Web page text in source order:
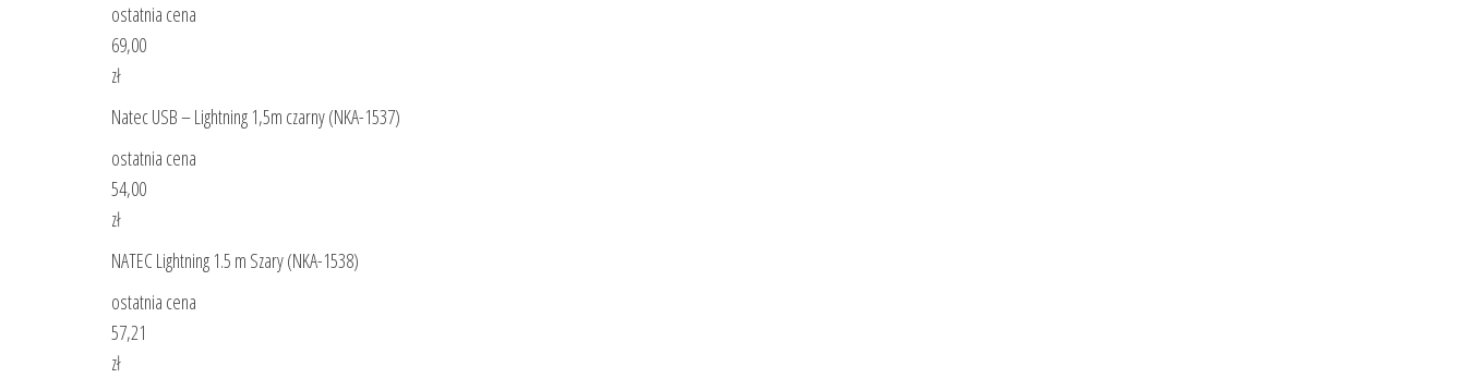
ostatnia cena
69,00
zł
Natec USB – Lightning 1,5m czarny (NKA-1537)
ostatnia cena
54,00
zł
NATEC Lightning 1.5 m Szary (NKA-1538)
ostatnia cena
57,21
zł